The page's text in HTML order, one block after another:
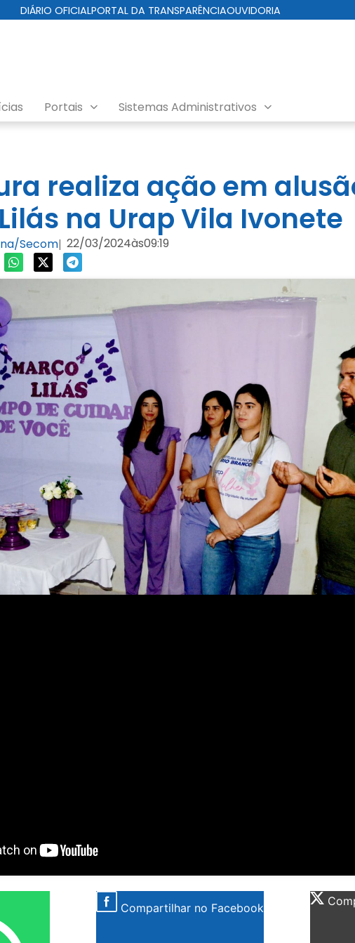
DIÁRIO OFICIALPORTAL DA TRANSPARÊNCIAOUVIDORIA
Portais Sistemas Administrativos
realiza ação em
na Urap Vila Ivonete
Secom| 22/03/2024às09:19
Compartilhar no Facebook